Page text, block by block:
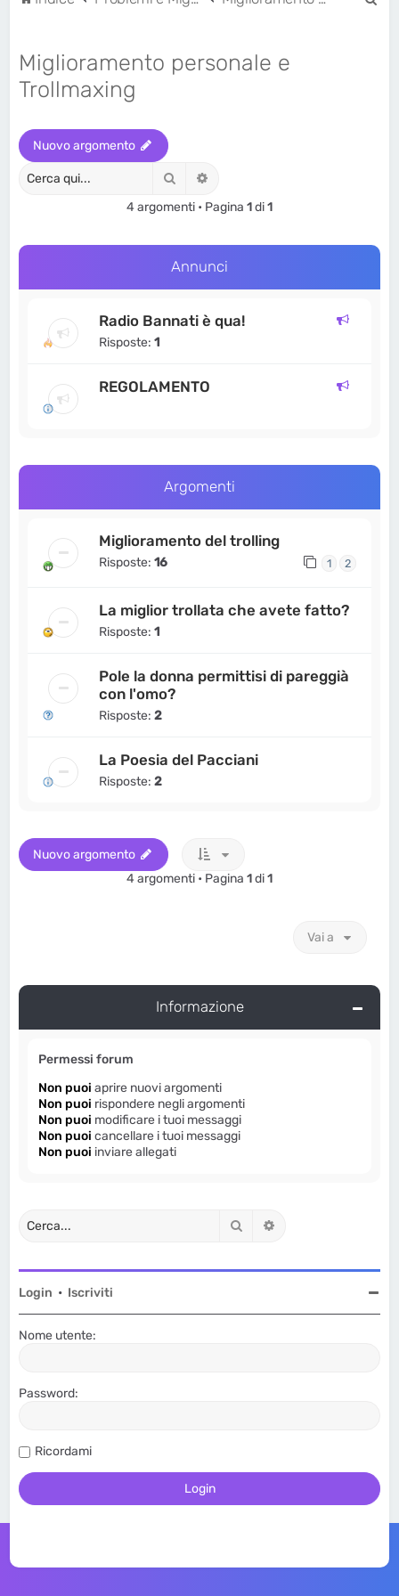
Miglioramento personale e
Trollmaxing
Nuovo argomento
Cerca
4 argomenti • Pagina 1di1
Annunci
Radio Bannati è qua!
Risposte:1
REGOLAMENTO
Argomenti
Miglioramento del trolling
Risposte:16 1 2
La miglior trollata che avete fatto?
Risposte:1
Pole la donna permittisi di pareggià
con l'omo?
Risposte:2
La Poesia del Pacciani
Risposte:2
Nuovo argomento
4 argomenti • Pagina 1di1
Vai a
Informazione
Permessi forum
Non puoi aprire nuovi argomenti
Non puoi rispondere negli argomenti
Non puoi modificare i tuoi messaggi
Non puoi cancellare i tuoi messaggi
Non puoi inviare allegati
Cerca
Login • Iscriviti
Nome utente:
Password:
Ricordami